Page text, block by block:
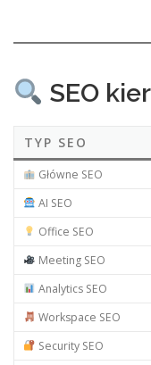
SEO
TYP SEO
Główne SEO
AI SEO
Office SEO
Meeting SEO
Analytics SEO
Workspace SEO
Security SEO